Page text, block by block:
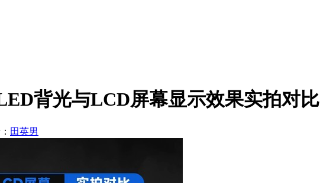
背光与LCD屏幕显示效果实拍对比
田英男